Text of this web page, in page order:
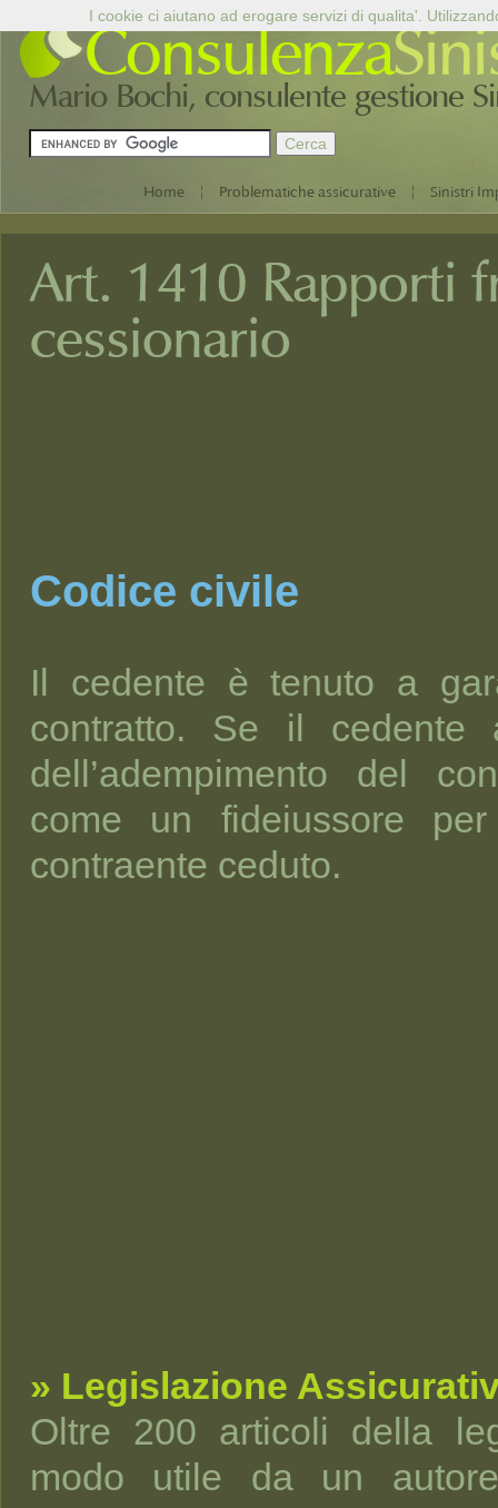
Consulenza
Mario Bochi, consulente gestione
Home | Problematiche assicurative | Sinistri
Art. 1410 Rapporti
cessionario
Codice civile
Il cedente è tenuto a
contratto. Se il cedente
dell’adempimento del
come un fideiussore
contraente ceduto.
» Legislazione
Oltre 200 articoli della
modo utile da un
I cookie ci aiutano ad erogare servizi di qualita'.